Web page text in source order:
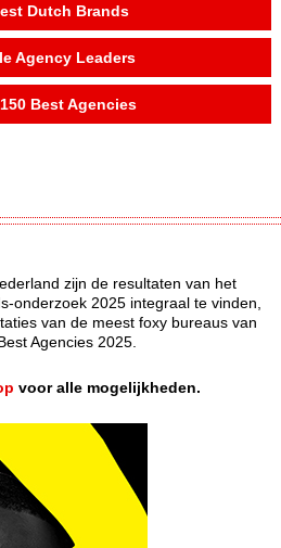
Dutch Brands
Agency Leaders
Best Agencies
zijn de resultaten van het
onderzoek 2025 integraal te vinden,
van de meest foxy bureaus van
Agencies 2025.
voor alle mogelijkheden.